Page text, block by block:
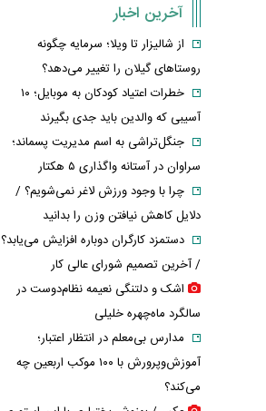
آخرین اخبار
از شالیزار تا ویلا؛ سرمایه چگونه
روستاهای گیلان را تغییر می‌دهد؟
خطرات اعتیاد کودکان به موبایل؛ ۱۰
آسیبی که والدین باید جدی بگیرند
جنگل‌تراشی به اسم مدیریت پسماند؛
سراوان در آستانه واگذاری ۵ هکتار
چرا با وجود ورزش لاغر نمی‌شویم؟ /
دلایل کاهش نیافتن وزن را بدانید
دستمزد کارگران دوباره افزایش می‌یابد؟
/ آخرین تصمیم شورای عالی کار
اشک و دلتنگی نعیمه نظام‌دوست در
سالگرد ماه‌چهره خلیلی
مدارس بی‌معلم در انتظار اعتبار؛
آموزش‌وپرورش با ۱۰۰ موکب اربعین چه
می‌کند؟